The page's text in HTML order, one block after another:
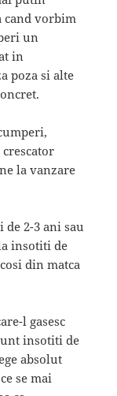
cand vorbim
un
in
poza si alte
la vanzare
de 2-3 ani sau
insotiti de
din matca
l gasesc
insotiti de
absolut
se mai